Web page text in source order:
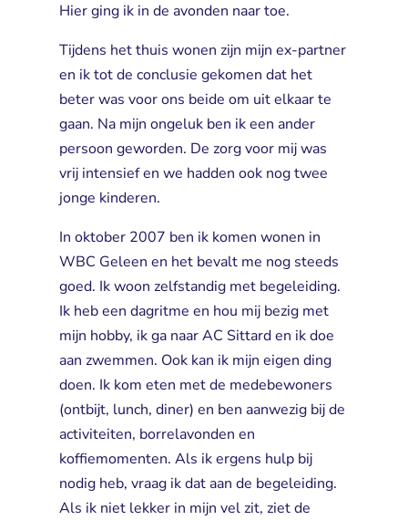
Hier ging ik in de avonden naar toe.
Tijdens het thuis wonen zijn mijn ex-partner
en ik tot de conclusie gekomen dat het
beter was voor ons beide om uit elkaar te
gaan. Na mijn ongeluk ben ik een ander
persoon geworden. De zorg voor mij was
vrij intensief en we hadden ook nog twee
jonge kinderen.
In oktober 2007 ben ik komen wonen in
WBC Geleen en het bevalt me nog steeds
goed. Ik woon zelfstandig met begeleiding.
Ik heb een dagritme en hou mij bezig met
mijn hobby, ik ga naar AC Sittard en ik doe
aan zwemmen. Ook kan ik mijn eigen ding
doen. Ik kom eten met de medebewoners
(ontbijt, lunch, diner) en ben aanwezig bij de
activiteiten, borrelavonden en
koffiemomenten. Als ik ergens hulp bij
nodig heb, vraag ik dat aan de begeleiding.
Als ik niet lekker in mijn vel zit, ziet de